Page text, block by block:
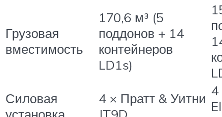
Грузовая
вместимость
170,6 м³ (5
поддонов + 14
контейнеров
LD1s)
Силовая
4 × Пратт & Уитни 4